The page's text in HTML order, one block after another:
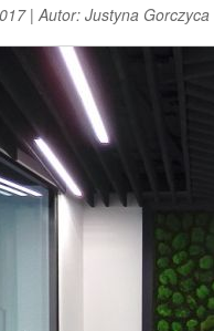
|Autor: Justyna Gorczyca